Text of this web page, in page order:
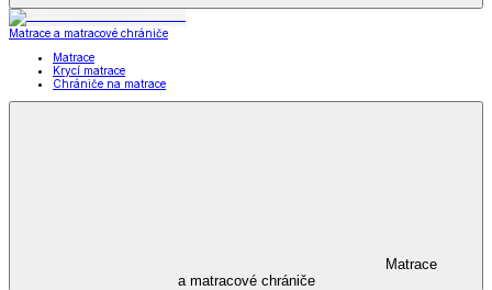
Matrace a matracové chrániče
Matrace
Krycí matrace
Chrániče na matrace
Matrace
a matracové chrániče